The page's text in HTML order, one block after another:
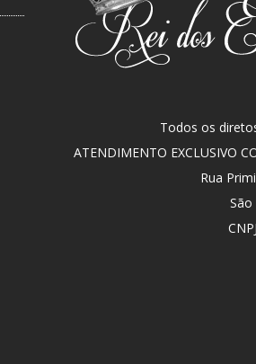
Todos os
ATENDIMENTO EXCLUSIVO
Rua
São